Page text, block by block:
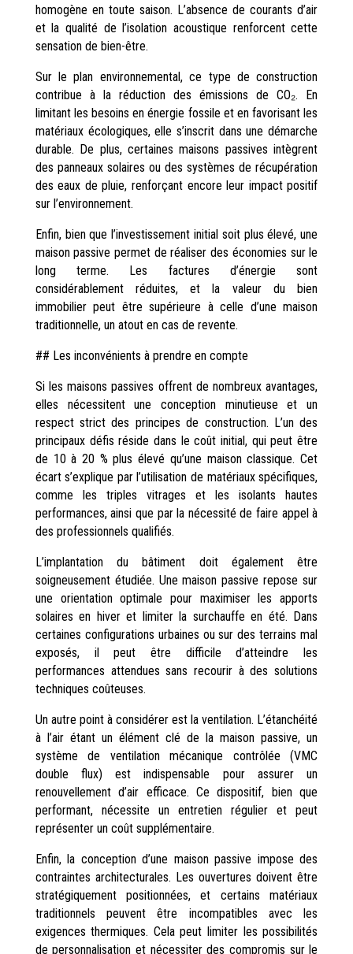
homogène en toute saison. L’absence de courants d’air
et la qualité de l’isolation acoustique renforcent cette
sensation de bien-être.
Sur le plan environnemental, ce type de construction
contribue à la réduction des émissions de CO₂. En
limitant les besoins en énergie fossile et en favorisant les
matériaux écologiques, elle s’inscrit dans une démarche
durable. De plus, certaines maisons passives intègrent
des panneaux solaires ou des systèmes de récupération
des eaux de pluie, renforçant encore leur impact positif
sur l’environnement.
Enfin, bien que l’investissement initial soit plus élevé, une
maison passive permet de réaliser des économies sur le
long terme. Les factures d’énergie sont
considérablement réduites, et la valeur du bien
immobilier peut être supérieure à celle d’une maison
traditionnelle, un atout en cas de revente.
## Les inconvénients à prendre en compte
Si les maisons passives offrent de nombreux avantages,
elles nécessitent une conception minutieuse et un
respect strict des principes de construction. L’un des
principaux défis réside dans le coût initial, qui peut être
de 10 à 20 % plus élevé qu’une maison classique. Cet
écart s’explique par l’utilisation de matériaux spécifiques,
comme les triples vitrages et les isolants hautes
performances, ainsi que par la nécessité de faire appel à
des professionnels qualifiés.
L’implantation du bâtiment doit également être
soigneusement étudiée. Une maison passive repose sur
une orientation optimale pour maximiser les apports
solaires en hiver et limiter la surchauffe en été. Dans
certaines configurations urbaines ou sur des terrains mal
exposés, il peut être difficile d’atteindre les
performances attendues sans recourir à des solutions
techniques coûteuses.
Un autre point à considérer est la ventilation. L’étanchéité
à l’air étant un élément clé de la maison passive, un
système de ventilation mécanique contrôlée (VMC
double flux) est indispensable pour assurer un
renouvellement d’air efficace. Ce dispositif, bien que
performant, nécessite un entretien régulier et peut
représenter un coût supplémentaire.
Enfin, la conception d’une maison passive impose des
contraintes architecturales. Les ouvertures doivent être
stratégiquement positionnées, et certains matériaux
traditionnels peuvent être incompatibles avec les
exigences thermiques. Cela peut limiter les possibilités
de personnalisation et nécessiter des compromis sur le